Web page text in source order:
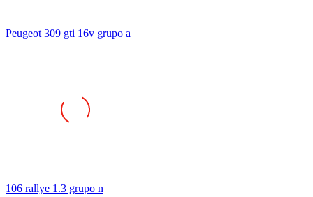
Peugeot 309 gti 16v grupo a
106 rallye 1.3 grupo n